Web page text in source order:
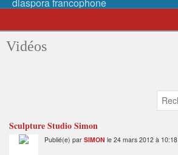
Vidéos
Sculpture Studio Simon
Publié(e) par SIMON le 24 mars 2012 à 10:18